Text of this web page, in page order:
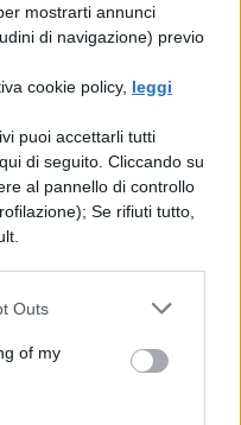
mostrarti annunci
di navigazione) previo
cookie policy, leggi
puoi accettarli tutti
di seguito. Cliccando su
al pannello di controllo
Se rifiuti tutto,
Outs
of my
non dovrebbe
competenza
e
i cittadini di
e della
di vita sano
internazionale. A